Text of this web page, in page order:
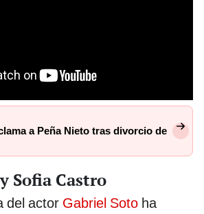
a Peña Nieto tras divorcio de
Sofia Castro
del actor Gabriel Soto ha